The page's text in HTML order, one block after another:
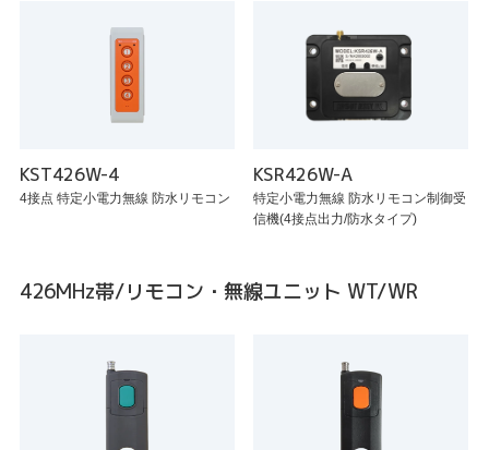
KST426W-4
4接点 特定小電力無線 防水リモコン
KSR426W-A
特定小電力無線 防水リモコン制御受
信機(4接点出力/防水タイプ)
426MHz帯/リモコン・無線ユニット WT/WR